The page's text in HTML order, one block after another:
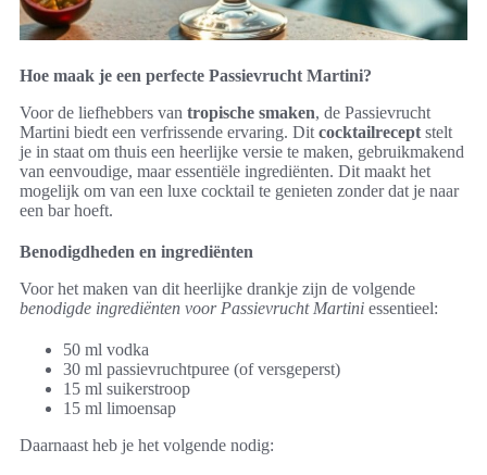
Hoe maak je een perfecte Passievrucht Martini?
Voor de liefhebbers van tropische smaken, de Passievrucht
Martini biedt een verfrissende ervaring. Dit cocktailrecept stelt
je in staat om thuis een heerlijke versie te maken, gebruikmakend
van eenvoudige, maar essentiële ingrediënten. Dit maakt het
mogelijk om van een luxe cocktail te genieten zonder dat je naar
een bar hoeft.
Benodigdheden en ingrediënten
Voor het maken van dit heerlijke drankje zijn de volgende
benodigde ingrediënten voor Passievrucht Martini essentieel:
50 ml vodka
30 ml passievruchtpuree (of versgeperst)
15 ml suikerstroop
15 ml limoensap
Daarnaast heb je het volgende nodig: